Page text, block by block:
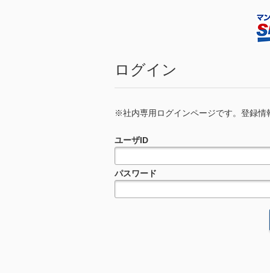
ログイン
※社内専用ログインページです。登録
ユーザID
パスワード